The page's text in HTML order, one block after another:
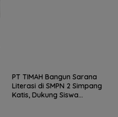
PT TIMAH Bangun Sarana
Literasi di SMPN 2 Simpang
Katis, Dukung Siswa